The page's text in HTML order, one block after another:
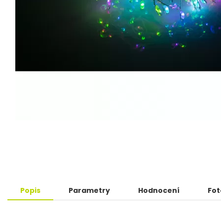
Popis Parametry Hodnocení